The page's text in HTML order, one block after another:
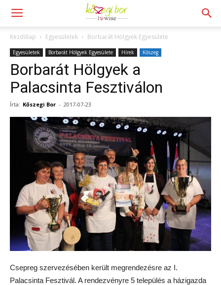
Kezdőlap Egyesületek Borbarát Hölgyek Egyesülete
Egyesületek Borbarát Hölgyek Egyesülete Hírek Kőszeg
Borbarát Hölgyek a
Palacsinta Fesztiválon
Írta: Kőszegi Bor - 2017-07-23
Csepreg szervezésében került megrendezésre az I.
Palacsinta Fesztivál. A rendezvényre 5 település a házigazda